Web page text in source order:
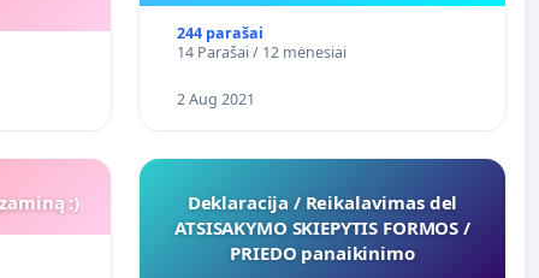
244 parašai
14 Parašai / 12 mėnesiai
2 Aug 2021
:)
Deklaracija / Reikalavimas del
ATSISAKYMO SKIEPYTIS FORMOS /
PRIEDO panaikinimo